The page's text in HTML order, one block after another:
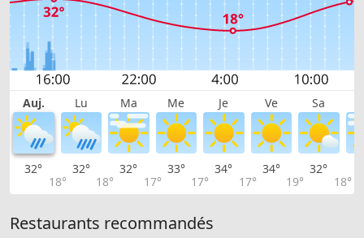
Auj. Lu Ma Me Je Ve Sa
32°
18°
32°
18°
32°
17°
33°
17°
34°
17°
34°
19°
32°
18°
Restaurants recommandés